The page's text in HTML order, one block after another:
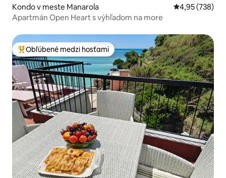
Kondo v meste Manarola Priemerné
4,95 (738)
Apartmán Open Heart s výhľadom na more
Najobľúbenejšie medzi hosťami
Obľúbené medzi hosťami